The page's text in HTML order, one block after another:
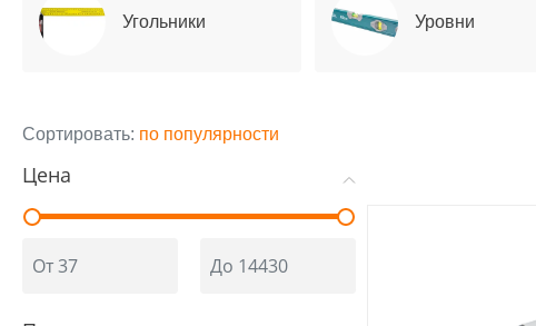
Угольники Уровни
Сортировать: по популярности
Цена